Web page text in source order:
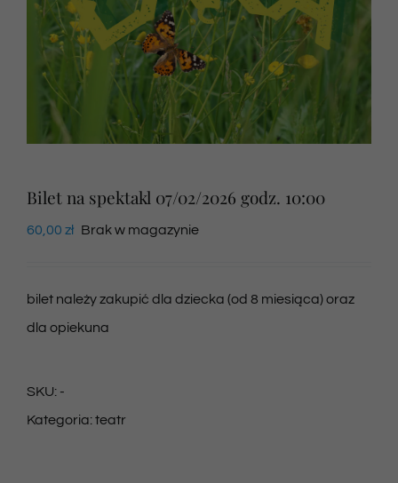
SKLEP VOD
Bilet na spektakl 07/02/2026 godz. 10:00
60,00 zł Brak w magazynie
bilet należy zakupić dla dziecka (od 8 miesiąca) oraz
dla opiekuna
SKU: -
Kategoria:teatr